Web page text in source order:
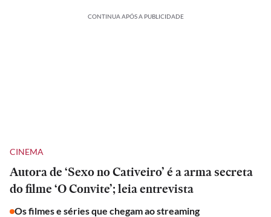
CONTINUA APÓS A PUBLICIDADE
CINEMA
Autora de ‘Sexo no Cativeiro’ é a arma secreta
do filme ‘O Convite’; leia entrevista
Os filmes e séries que chegam ao streaming